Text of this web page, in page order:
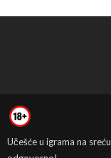
Učešće u igrama na